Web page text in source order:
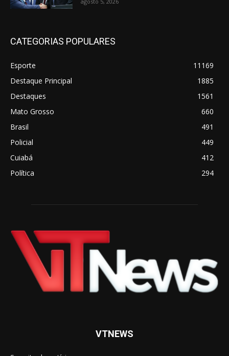
CATEGORIAS POPULARES
Esporte
11169
Destaque Principal
1885
Destaques
1561
Mato Grosso
660
Brasil
491
Policial
449
Cuiabá
412
Política
294
VTNEWS